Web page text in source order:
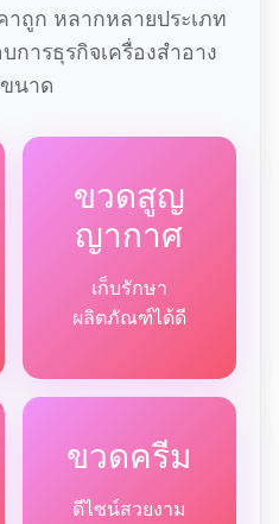
ถูก หลากหลายประเภท
การธุรกิจเครื่องสำอาง
นาด
ขวดสูญ
ญากาศ
เก็บรักษา
ผลิตภัณฑ์ได้ดี
ขวดครีม
ดีไซน์สวยงาม